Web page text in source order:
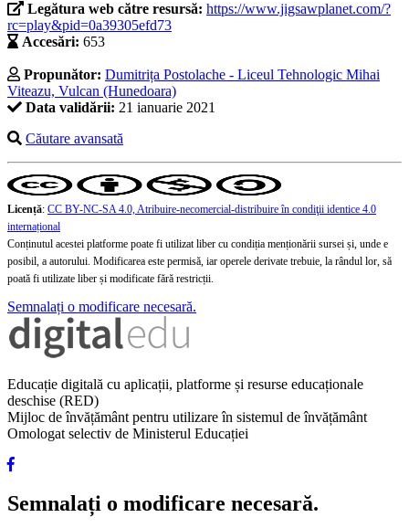
Legătura web către resursă: https://www.jigsawplanet.com/?
rc=play&pid=0a39305efd73
Accesări: 653
Propunător: Dumitrița Postolache - Liceul Tehnologic Mihai
Viteazu, Vulcan (Hunedoara)
Data validării: 21 ianuarie 2021
Căutare avansată
Licență: CC BY-NC-SA 4.0, Atribuire-necomercial-distribuire în condiţii identice 4.0
internațional
Conținutul acestei platforme poate fi utilizat liber cu condiția menționării sursei și, unde e
posibil, a autorului. Modificarea este permisă, iar operele derivate trebuie, la rândul lor, să
poată fi utilizate liber și modificate fără restricții.
Semnalați o modificare necesară.
Educație digitală cu aplicații, platforme și resurse educaționale
deschise (RED)
Mijloc de învățământ pentru utilizare în sistemul de învățământ
Omologat selectiv de Ministerul Educației
Semnalați o modificare necesară.